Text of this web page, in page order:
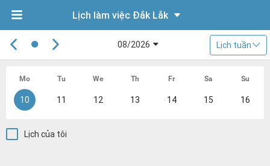
Lịch làm việc Đắk Lắk
Lịch tuần
08/2026
Mo Tu We Th Fr Sa Su
10 11 12 13 14 15 16
Lịch của tôi